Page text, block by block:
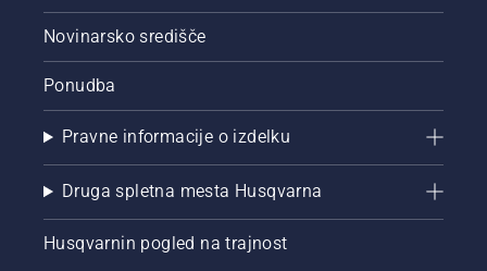
Novinarsko središče
Ponudba
Pravne informacije o izdelku
Druga spletna mesta Husqvarna
Husqvarnin pogled na trajnost